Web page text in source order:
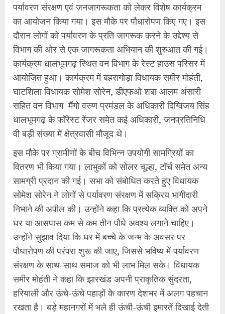
पर्यावरण संरक्षण एवं जनजागरूकता को लेकर विशेष कार्यक्रम
का आयोजन किया गया। इस मौके पर पौधारोपण किए गए। इस
दौरान लोगों को पर्यावरण के प्रति जागरूक करने के उद्देश्य से
विभाग की ओर से एक जागरूकता अभियान की शुरुआत की गई।
कार्यक्रम धालभूमगढ़ स्थित वन विभाग के रेस्ट हाउस परिसर में
आयोजित हुआ। कार्यक्रम में बहरागोड़ा विधायक समीर मोहंती,
घाटशिला विधायक सोमेश सोरेन, डीएफओ शबा आलम अंसारी
सहित वन विभाग मैंगो वरुण प्रमंडल के अधिकारी दिग्विजय सिंह
धालभूमगढ़ के फॉरेस्ट रेंजर समेत कई अधिकारी, जनप्रतिनिधि
वी बड़ी संख्या में क्षेत्रवासी मौजूद थे।
इस मौके पर ग्रामीणों के बीच विभिन्न उपयोगी सामग्रियों का
वितरण भी किया गया। लाभुकों को सोलर चूल्हा, टॉर्च समेत अन्य
सामग्री प्रदान की गई। सभा को संबोधित करते हुए विधायक
सोमेश सोरेन ने लोगों से पर्यावरण संरक्षण में सक्रिय भागीदारी
निभाने की अपील की। उन्होंने कहा कि प्रत्येक व्यक्ति को अपने
घर या आसपास कम से कम तीन पौधे अवश्य लगाने चाहिए।
उन्होंने सुझाव दिया कि घर में बच्चे के जन्म के अवसर पर
पौधारोपण की परंपरा शुरू की जाए, जिससे भविष्य में पर्यावरण
संरक्षण के साथ-साथ समाज को भी लाभ मिल सके। विधायक
समीर मोहंती ने कहा कि झारखंड अपनी प्राकृतिक सुंदरता,
हरियाली और ऊंचे-ऊंचे पहाड़ों के कारण देशभर में अलग पहचान
रखता है। बड़े महानगरों में भले ही ऊंची-ऊंची इमारतें दिखाई देती